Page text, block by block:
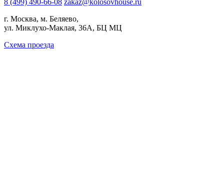
г. Москва, м. Беляево,
ул. Миклухо-Маклая, 36А, БЦ МЦ
Схема проезда